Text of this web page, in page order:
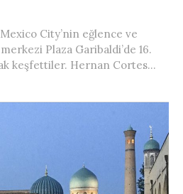
City’nin eğlence ve
Plaza Garibaldi’de 16.
keşfettiler. Hernan Cortes...